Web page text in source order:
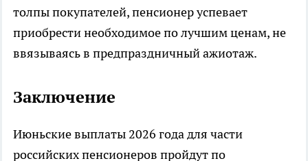
толпы покупателей, пенсионер успевает
приобрести необходимое по лучшим ценам, не
ввязываясь в предпраздничный ажиотаж.
Заключение
Июньские выплаты 2026 года для части
российских пенсионеров пройдут по